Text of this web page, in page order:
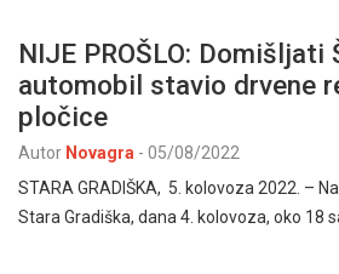
NIJE PROŠLO: Domišljati
automobil stavio drvene
pločice
Autor Novagra - 05/08/2022
STARA GRADIŠKA, 5. kolovoza 2022. –
Stara Gradiška, dana 4. kolovoza, oko 18